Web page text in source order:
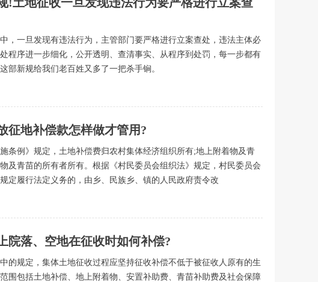
，一旦发现有违法行为，主管部门要严格进行立案查处，违法主体必
程序进一步细化，公开透明、查清事实、从程序到处罚，每一步都有
部新规给我们老百姓又多了一把杀手锏。
征地补偿款怎样做才管用?
条例》规定，土地补偿费归农村集体经济组织所有;地上附着物及青
及青苗的所有者所有。根据《村民委员会组织法》规定，村民委员会
定履行法定义务的，由乡、民族乡、镇的人民政府责令改
院落、空地在征收时如何补偿?
的规定，集体土地征收过程应坚持征收补偿不低于被征收人原有的生
围包括土地补偿、地上附着物、安置补助费、青苗补助费及社会保障